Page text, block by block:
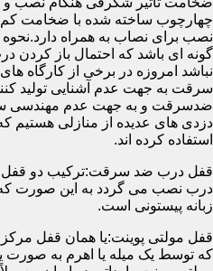
چهارچوب ساخته شده با ضخامت کم
نصب برای نصاب به همراه
گونه ای باشد که احتمال باز کردن
نباشد امروزه در برخی از کارگاه
سرقت به جهت عدم آشنایی تولید
ضدسرقت و به جهت عدم مهندسی
دزدی های عدیده از منازلی
استفاده کرده اند.
قفل درب ضد سرقت:ترکیب دو قفل
زبانه پیستونی است.
که توسط یک میله یا اهرم به